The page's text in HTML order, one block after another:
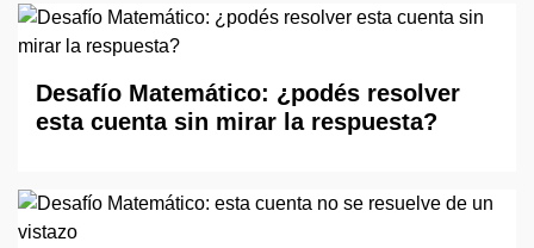
Desafío Matemático: ¿podés resolver
esta cuenta sin mirar la respuesta?